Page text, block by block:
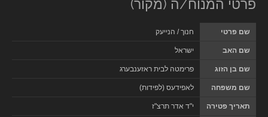
פרטי המנוח/ה (מקור)
שם פרטי חנוך / הנייעק
שם האב ישראל
שם בן הזוג פרימטה לבית ראזענבערג
שם משפחה לאפידעס (לפידות)
תאריך פטירה י"ד אדר תרצ"ז